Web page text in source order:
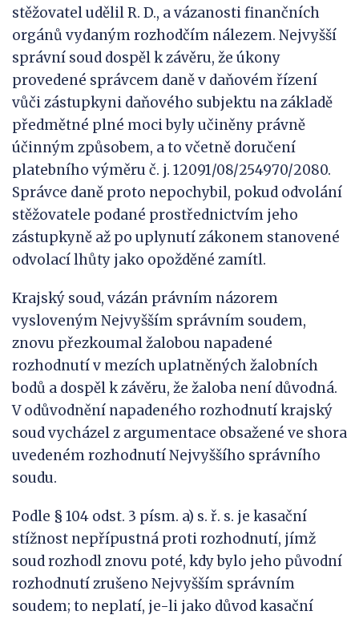
stěžovatel udělil R. D., a vázanosti finančních
orgánů vydaným rozhodčím nálezem. Nejvyšší
správní soud dospěl k závěru, že úkony
provedené správcem daně v daňovém řízení
vůči zástupkyni daňového subjektu na základě
předmětné plné moci byly učiněny právně
účinným způsobem, a to včetně doručení
platebního výměru č. j. 12091/08/254970/2080.
Správce daně proto nepochybil, pokud odvolání
stěžovatele podané prostřednictvím jeho
zástupkyně až po uplynutí zákonem stanovené
odvolací lhůty jako opožděné zamítl.
Krajský soud, vázán právním názorem
vysloveným Nejvyšším správním soudem,
znovu přezkoumal žalobou napadené
rozhodnutí v mezích uplatněných žalobních
bodů a dospěl k závěru, že žaloba není důvodná.
V odůvodnění napadeného rozhodnutí krajský
soud vycházel z argumentace obsažené ve shora
uvedeném rozhodnutí Nejvyššího správního
soudu.
Podle § 104 odst. 3 písm. a) s. ř. s. je kasační
stížnost nepřípustná proti rozhodnutí, jímž
soud rozhodl znovu poté, kdy bylo jeho původní
rozhodnutí zrušeno Nejvyšším správním
soudem; to neplatí, je-li jako důvod kasační